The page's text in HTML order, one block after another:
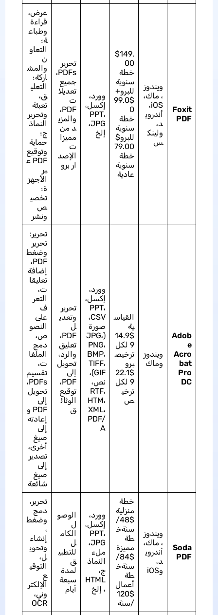
Foxit
PDF
ويندوز
، ماك،
iOS،
أندروي
د،
ولينك
س
$149.
00
خطة
سنوية
للبرو+
$99.0
0
خطة
سنوية
للبرو$
79.00
خطة
سنوية
عادية
وورد،
إكسل،
PPT،
JPG،
إلخ
تحرير
PDFs،
جميع
تعديلا
ت
PDF،
والمزي
د من
مميزا
ت
الإصد
ار برو
عرض،
قراءة
وطباع
ة؛
التعاو
ن
والمش
اركة؛
التعلي
ق،
تعبئة
وتحرير
النماذ
ج؛
حماية
وتوقيع
PDF ع
بر
الأجهز
ة؛
تخصي
ص
ونشر
Adob
e
Acro
bat
Pro
DC
ويندوز
وماك
القياس
ية
$14.9
9 لكل
ترخيص
برو
$22.1
9 لكل
ترخي
ص
وورد،
إكسل،
PPT،
CSV،
صورة
(JPG،
PNG،
BMP،
TIFF،
GIF)،
نص،
RTF،
HTM،
XML،
PDF/
A
تحرير
وتعدي
ل
PDF،
تعليق
والرد،
تحويل
إلى
PDF،
توقيع
الوثائ
ق
تحرير:
تحرير
وضغط
PDF،
إضافة
تعليقا
ت،
التعر
ف
على
النصو
ص،
دمج
الملفا
ت،
تقسيم
PDFs،
تحويل
إلى
PDF و
إعادته
إلى
صيغ
أخرى،
تصدير
إلى
صيغ
شائعة
Soda
PDF
ويندوز
، ماك،
أندروي
د،
وiOS
خطة
منزلية
$48/
سنةخ
طة
مميزة
$84/
سنةخ
طة
أعمال
$120
/سنة
وورد،
إكسل،
PPT،
JPG،
ملء
النماذ
ج،
HTML
، إلخ
الوصو
ل
الكام
ل
للتطبي
ق
لمدة
سبعة
أيام
تحرير،
دمج
وضغط
،
إنشاء
وتحوي
ل،
التوقي
ع
الإلكتر
وني،
OCR